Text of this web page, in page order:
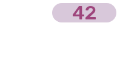
42